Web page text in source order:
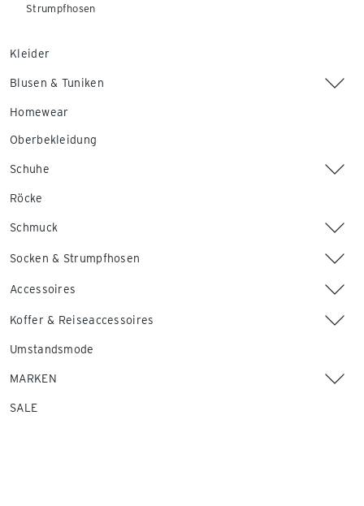
Strumpfhosen
Kleider
Blusen & Tuniken
Homewear
Oberbekleidung
Schuhe
Röcke
Schmuck
Socken & Strumpfhosen
Accessoires
Koffer & Reiseaccessoires
Umstandsmode
MARKEN
SALE